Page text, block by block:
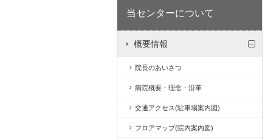
当センターについて
概要情報
院長のあいさつ
病院概要・理念・沿革
交通アクセス(駐車場案内図)
フロアマップ(院内案内図)